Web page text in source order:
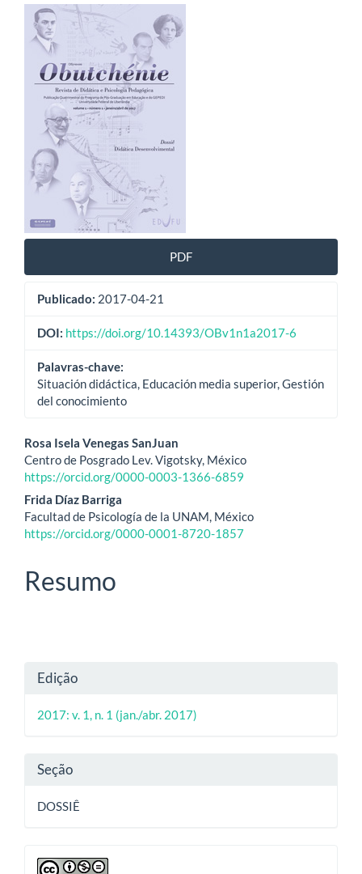
Barra
lateral
de
artigos
PDF
Publicado: 2017-04-21
DOI: https://doi.org/10.14393/OBv1n1a2017-6
Palavras-chave:
Situación didáctica, Educación media superior, Gestión
del conocimiento
Conteúdo
do
artigo
principal
Rosa Isela Venegas SanJuan
Centro de Posgrado Lev. Vigotsky, México
https://orcid.org/0000-0003-1366-6859
Frida Díaz Barriga
Facultad de Psicología de la UNAM, México
https://orcid.org/0000-0001-8720-1857
Resumo
Detalhes
do
Edição
2017: v. 1, n. 1 (jan./abr. 2017)
Seção
DOSSIÊ